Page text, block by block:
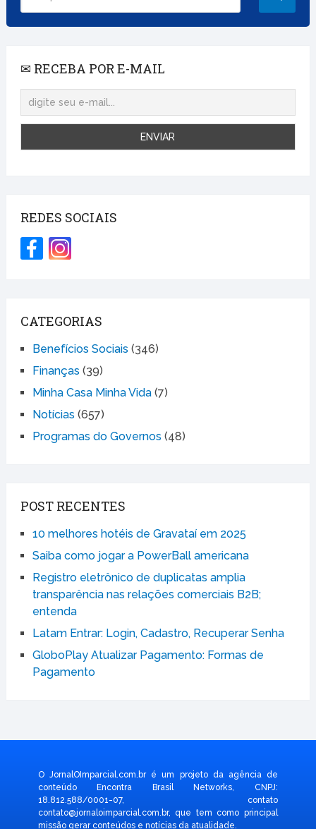
✉ RECEBA POR E-MAIL
REDES SOCIAIS
CATEGORIAS
Benefícios Sociais (346)
Finanças (39)
Minha Casa Minha Vida(7)
Notícias (657)
Programas do Governos (48)
POST RECENTES
10 melhores hotéis de Gravataí em 2025
Saiba como jogar a PowerBall americana
Registro eletrônico de duplicatas amplia
transparência nas relações comerciais B2B;
entenda
Latam Entrar: Login, Cadastro, Recuperar Senha
GloboPlay Atualizar Pagamento: Formas de
Pagamento
O JornalOImparcial.com.br é um projeto da agência de
conteúdo Encontra Brasil Networks, CNPJ:
18.812.588/0001-07, contato
contato@jornaloimparcial.com.br, que tem como principal
missão gerar conteúdos e notícias da atualidade.